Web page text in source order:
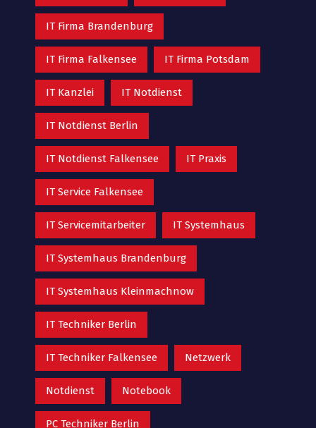
IT Firma Brandenburg
IT Firma Falkensee IT Firma Potsdam
IT Kanzlei IT Notdienst
IT Notdienst Berlin
IT Notdienst Falkensee IT Praxis
IT Service Falkensee
IT Servicemitarbeiter IT Systemhaus
IT Systemhaus Brandenburg
IT Systemhaus Kleinmachnow
IT Techniker Berlin
IT Techniker Falkensee Netzwerk
Notdienst Notebook
PC Techniker Berlin